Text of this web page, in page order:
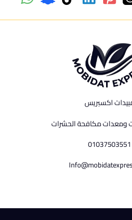
اكسبريس
ومعدات مكافحة الحشرات
01037503551